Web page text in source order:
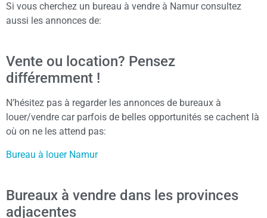
Si vous cherchez un bureau à vendre à Namur consultez
aussi les annonces de:
Vente ou location? Pensez
différemment !
N’hésitez pas à regarder les annonces de bureaux à
louer/vendre car parfois de belles opportunités se cachent là
où on ne les attend pas:
Bureau à louer Namur
Bureaux à vendre dans les provinces
adjacentes